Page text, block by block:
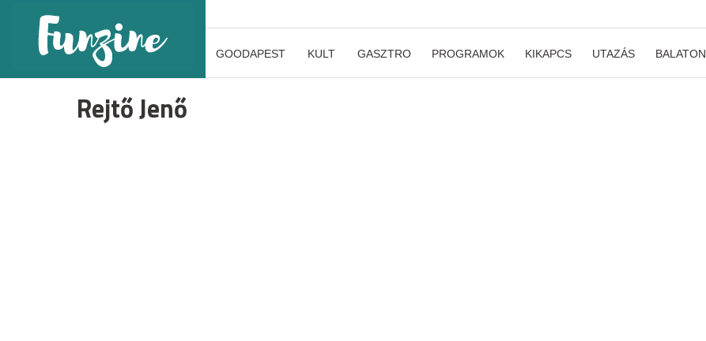
GOODAPEST KULT GASZTRO PROGRAMOK KIKAPCS UTAZÁS BALATON
Rejtő Jenő